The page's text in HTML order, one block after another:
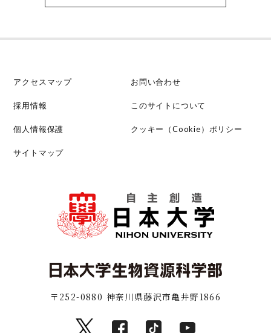
アクセスマップ お問い合わせ
採用情報 このサイトについて
個人情報保護 クッキー（Cookie）ポリシー
サイトマップ
〒252-0880 神奈川県藤沢市亀井野1866